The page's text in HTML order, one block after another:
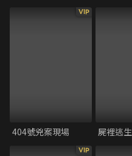
VIP
404號兇案現場 屍裡逃生
VIP